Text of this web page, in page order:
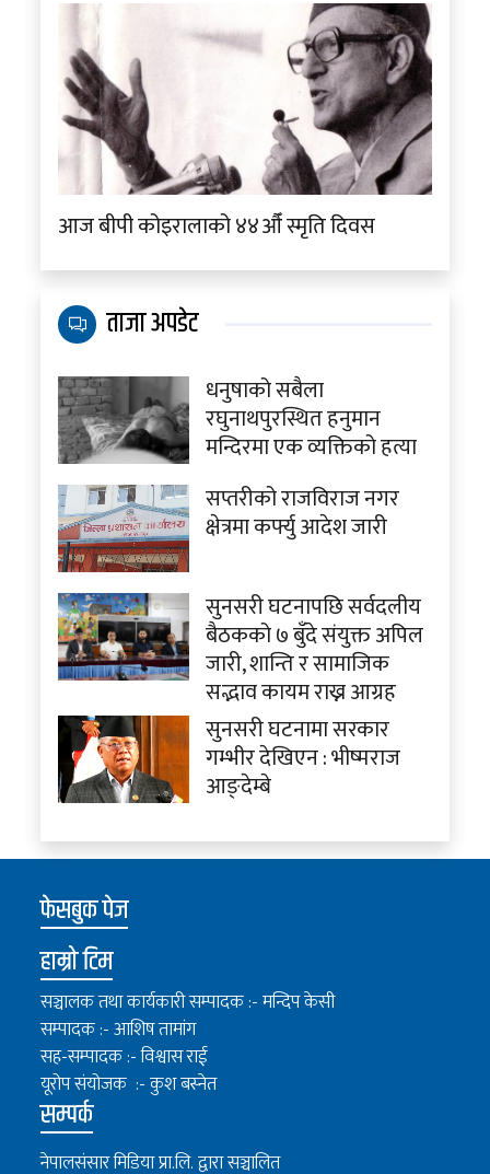
आज बीपी कोइरालाको ४४औँ स्मृति दिवस
ताजा अपडेट
धनुषाको सबैला
रघुनाथपुरस्थित हनुमान
मन्दिरमा एक व्यक्तिको हत्या
सप्तरीको राजविराज नगर
क्षेत्रमा कर्फ्यु आदेश जारी
सुनसरी घटनापछि सर्वदलीय
बैठकको ७ बुँदे संयुक्त अपिल
जारी, शान्ति र सामाजिक
सद्भाव कायम राख्न आग्रह
सुनसरी घटनामा सरकार
गम्भीर देखिएन : भीष्मराज
आङ्देम्बे
फेसबुक पेज
हाम्रो टिम
सञ्चालक तथा कार्यकारी सम्पादक :- मन्दिप केसी
सम्पादक :- आशिष तामांग
सह-सम्पादक :- विश्वास राई
यूरोप संयोजक :- कुश बस्नेत
सम्पर्क
नेपालसंसार मिडिया प्रा.लि. द्वारा सञ्चालित